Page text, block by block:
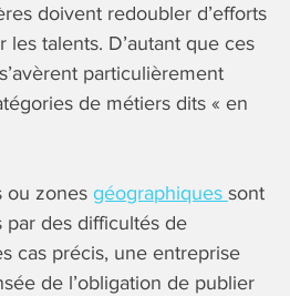
doivent redoubler d’efforts
talents. D’autant que ces
particulièrement
de métiers dits « en
ou zones géographiques sont
par des difficultés de
cas précis, une entreprise
de l’obligation de publier